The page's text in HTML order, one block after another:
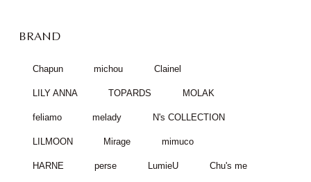
BRAND
Chapun michou Clainel
LILY ANNA TOPARDS MOLAK
feliamo melady N's COLLECTION
LILMOON Mirage mimuco
HARNE perse LumieU Chu's me